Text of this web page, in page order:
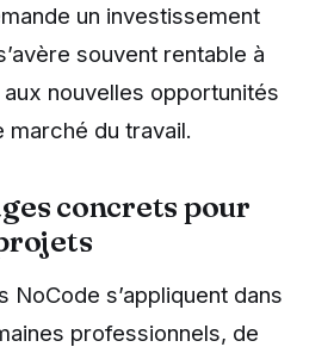
un investissement
souvent rentable à
nouvelles opportunités
marché du travail.
concrets pour
NoCode s’appliquent dans
professionnels, de